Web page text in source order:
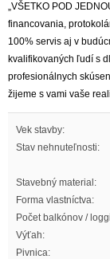
„VŠETKO POD
financovania,
100% servis aj v
kvalifikovaných ľudí s
profesionálnych
žijeme s vami vaše
Vek stavby:
Stav nehnuteľnosti:
Stavebný material:
Forma vlastníctva:
Počet balkónov /
Výťah:
Pivnica: